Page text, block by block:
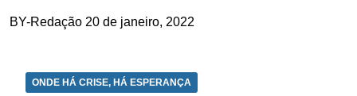
BY-Redação 20 de janeiro, 2022
ONDE HÁ CRISE, HÁ ESPERANÇA